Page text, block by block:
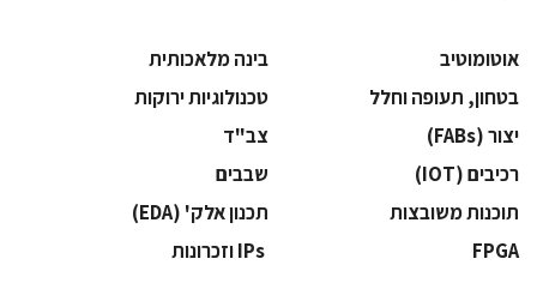
אוטומוטיב
בינה מלאכותית
בטחון, תעופה וחלל
‫טכנולוגיות ירוקות‬
‫יצור (‪(FABs‬‬
‫צב"ד‬
‫רכיבים‬ (IOT)
‫שבבים‬
‫תוכנות משובצות‬
‫תכנון אלק' (‪(EDA‬‬
‫‪FPGA‬‬